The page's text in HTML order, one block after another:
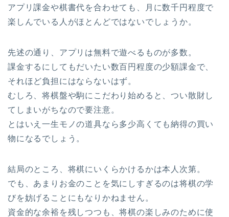
アプリ課金や棋書代を合わせても、月に数千円程度で
楽しんでいる人がほとんどではないでしょうか。
先述の通り、アプリは無料で遊べるものが多数。
課金するにしてもだいたい数百円程度の少額課金で、
それほど負担にはならないはず。
むしろ、将棋盤や駒にこだわり始めると、つい散財し
てしまいがちなので要注意。
とはいえ一生モノの道具なら多少高くても納得の買い
物になるでしょう。
結局のところ、将棋にいくらかけるかは本人次第。
でも、あまりお金のことを気にしすぎるのは将棋の学
びを妨げることにもなりかねません。
資金的な余裕を残しつつも、将棋の楽しみのために使